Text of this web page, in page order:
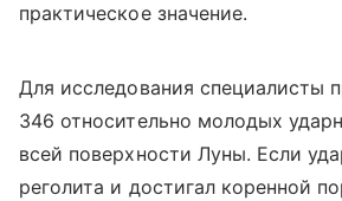
практическое значение.
Для исследования специалисты
346 относительно молодых
всей поверхности Луны. Если
реголита и достигал коренной